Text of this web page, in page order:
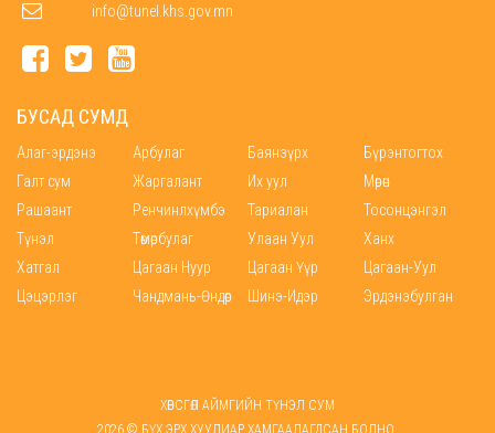
info@tunel.khs.gov.mn
БУСАД СУМД
Алаг-эрдэнэ Арбулаг Баянзүрх
Бүрэнтогтох
Галт сум
Жаргалант Их уул
Мөрөн
Рашаант
Ренчинлхүмбэ Тариалан
Тосонцэнгэл
Түнэл
Төмөрбулаг Улаан Уул
Ханх
Хатгал
Цагаан Нуур Цагаан Үүр
Цагаан-Уул
Цэцэрлэг
Чандмань-Өндөр Шинэ-Идэр Эрдэнэбулган
ХӨВСГӨЛ АЙМГИЙН ТҮНЭЛ СУМ
2026 © БҮХ ЭРХ ХУУЛИАР ХАМГААЛАГДСАН БОЛНО.